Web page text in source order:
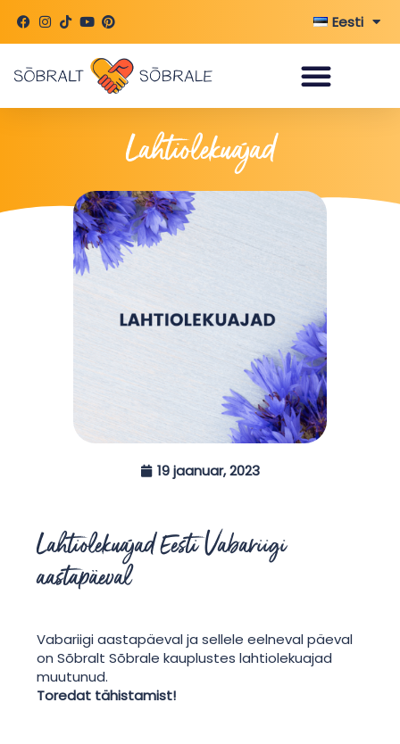
content
Eesti
Lahtiolekuajad
19 jaanuar, 2023
Lahtiolekuajad Eesti Vabariigi
aastapäeval
Vabariigi aastapäeval ja sellele eelneval päeval
on Sõbralt Sõbrale kauplustes lahtiolekuajad
muutunud.
Toredat tähistamist!